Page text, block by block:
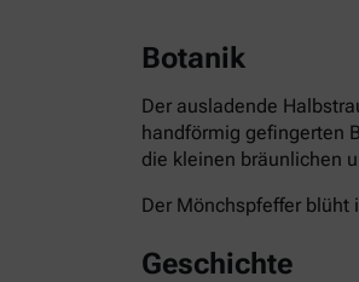
Botanik
Der ausladende
handförmig gefingerten
die kleinen bräunlichen
Der Mönchspfeffer blüht
Geschichte